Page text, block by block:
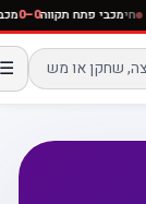
חימכבי פתח תקווה0–0
☰